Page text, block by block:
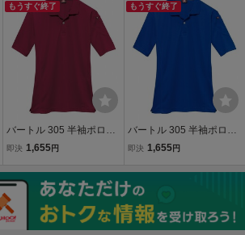
速乾 作業服 作業着
汗速乾 作業服 作業着
もうすぐ終了
バートル 305 半袖ポロシ
ャツ ドライメッシュ レッ
乾 作業服 作業着
即決 1,655円
もうすぐ終了
バートル 305 半袖ポロシ
ャツ ドライメッシュ ロイ
吸汗速乾 作業服 作業着
即決 1,655円